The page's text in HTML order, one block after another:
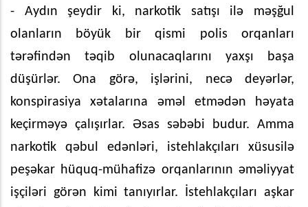
- Aydın şeydir ki, narkotik satışı ilə məşğul
olanların böyük bir qismi polis orqanları
tərəfindən təqib olunacaqlarını yaxşı başa
düşürlər. Ona görə, işlərini, necə deyərlər,
konspirasiya xətalarına əməl etmədən həyata
keçirməyə çalışırlar. Əsas səbəbi budur. Amma
narkotik qəbul edənləri, istehlakçıları xüsusilə
peşəkar hüquq-mühafizə orqanlarının əməliyyat
işçiləri görən kimi tanıyırlar. İstehlakçıları aşkar